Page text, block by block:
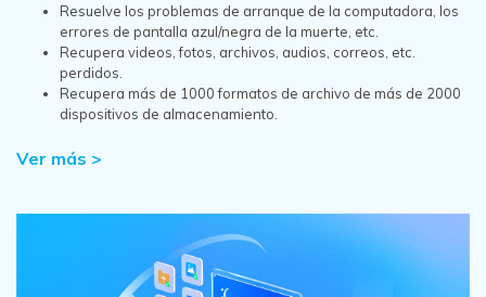
Soporte
Recoverit para Mac
Recupera datos ilimitados del sistema Mac
Recoverit Gratis
Recupera datos perdidos/eliminados gratis
Soluciones de Recuperación Exclusivas Nuevo
Recuperar Documentos
Escenarios de Pérdida de Datos
Experto en Recuperación de Datos
Historias de Clientes
Temas Destacados
DESCARGAR Sign In
Resuelve los problemas de arranque de la computadora, los
errores de pantalla azul/negra de la muerte, etc.
Recupera videos, fotos, archivos, audios, correos, etc.
perdidos.
Recupera más de 1000 formatos de archivo de más de 2000
dispositivos de almacenamiento.
Ver más >